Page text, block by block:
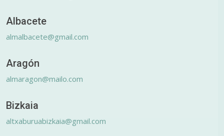
Albacete
almalbacete@gmail.com
Aragón
almaragon@mailo.com
Bizkaia
altxaburuabizkaia@gmail.com